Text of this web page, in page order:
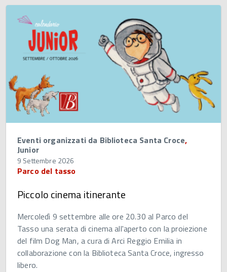
Eventi organizzati da Biblioteca Santa Croce,
Junior
9 Settembre 2026
Parco del tasso
Piccolo cinema itinerante
Mercoledì 9 settembre alle ore 20.30 al Parco del
Tasso una serata di cinema all'aperto con la proiezione
del film Dog Man, a cura di Arci Reggio Emilia in
collaborazione con la Biblioteca Santa Croce, ingresso
libero.